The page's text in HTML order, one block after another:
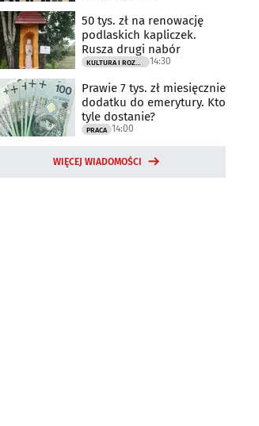
50 tys. zł na renowację
podlaskich kapliczek.
Rusza drugi nabór
14:30
Prawie 7 tys. zł miesięcznie
dodatku do emerytury. Kto
tyle dostanie?
PRACA 14:00
WIĘCEJ WIADOMOŚCI